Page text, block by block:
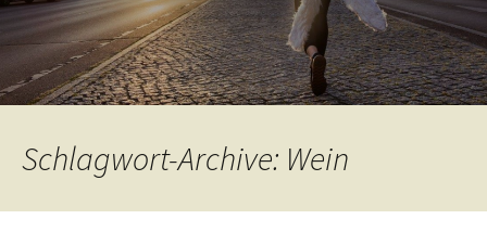
Schlagwort-Archive: Wein